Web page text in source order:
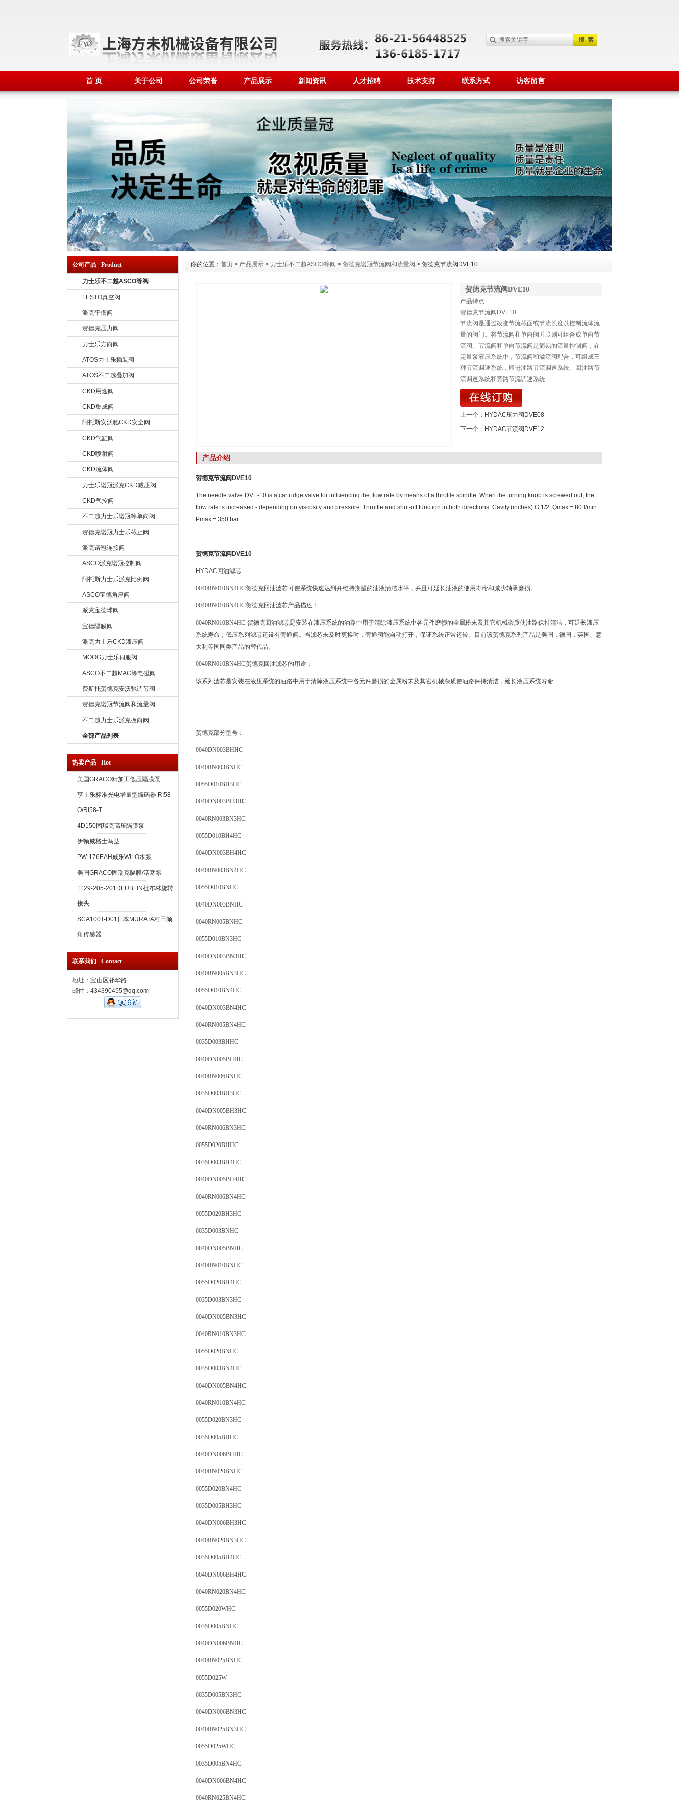
首 页 关于公司 公司荣誉 产品展示 新闻资讯 人才招聘 技术支持 联系方式 访客留言
公司产品 Product
力士乐不二越ASCO等阀
FESTO真空阀
派克平衡阀
贺德克压力阀
力士乐方向阀
ATOS力士乐插装阀
ATOS不二越叠加阀
CKD用途阀
CKD集成阀
阿托斯安沃驰CKD安全阀
CKD气缸阀
CKD喷射阀
CKD流体阀
力士乐诺冠派克CKD减压阀
CKD气控阀
不二越力士乐诺冠等单向阀
贺德克诺冠力士乐截止阀
派克诺冠连接阀
ASCO派克诺冠控制阀
阿托斯力士乐派克比例阀
ASCO宝德角座阀
派克宝德球阀
宝德隔膜阀
派克力士乐CKD液压阀
MOOG力士乐伺服阀
ASCO不二越MAC等电磁阀
费斯托贺德克安沃驰调节阀
贺德克诺冠节流阀和流量阀
不二越力士乐派克换向阀
全部产品列表
热卖产品 Hot
美国GRACO精加工低压隔膜泵
亨士乐标准光电增量型编码器 RI58-
O/RI58-T
4D150固瑞克高压隔膜泵
伊顿威格士马达
PW-176EAH威乐WILO水泵
美国GRACO固瑞克膈膜/活塞泵
1129-205-201DEUBLIN杜布林旋转
接头
SCA100T-D01日本MURATA村田倾
角传感器
联系我们 Contact
地址：宝山区祁华路
邮件：434390455@qq.com
你的位置： 首页 > 产品展示 > 力士乐不二越ASCO等阀 > 贺德克诺冠节流阀和流量阀 > 贺德克节流阀DVE10
贺德克节流阀DVE10
产品特点:
贺德克节流阀DVE10
节流阀是通过改变节流截面或节流长度以控制流体流
量的阀门。将节流阀和单向阀并联则可组合成单向节
流阀。节流阀和单向节流阀是简易的流量控制阀，在
定量泵液压系统中，节流阀和溢流阀配合，可组成三
种节流调速系统，即进油路节流调速系统、回油路节
流调速系统和旁路节流调速系统
上一个： HYDAC压力阀DVE08
下一个： HYDAC节流阀DVE12
产品介绍
贺德克节流阀DVE10
The needle valve DVE-10 is a cartridge valve for influencing the flow rate by means of a throttle spindle. When the turning knob is screwed out, the
flow rate is increased - depending on viscosity and pressure. Throttle and shut-off function in both directions. Cavity (inches) G 1/2. Qmax = 80 l/min
Pmax = 350 bar
贺德克节流阀DVE10
HYDAC 回油滤芯
0040RN010BN4HC贺德克回油滤芯可使系统快速达到并维持期望的油液清洁水平，并且可延长油液的使用寿命和减少轴承磨损。
0040RN010BN4HC贺德克回油滤芯产品描述：
0040RN010BN4HC 贺德克回油滤芯是安装在液压系统的油路中用于清除液压系统中各元件磨损的金属粉末及其它机械杂质使油路保持清洁，可延长液压
系统寿命；低压系列滤芯还设有旁通阀。当滤芯未及时更换时，旁通阀能自动打开，保证系统正常运转。目前该贺德克系列产品是美国，德国，英国、意
大利等国同类产品的替代品。
0040RN010BN4HC贺德克回油滤芯的用途：
该系列滤芯是安装在液压系统的油路中用于清除液压系统中各元件磨损的金属粉末及其它机械杂质使油路保持清洁，延长液压系统寿命
贺德克部分型号：
0040DN003BHHC
0040RN003BNHC
0055D010BH3HC
0040DN003BH3HC
0040RN003BN3HC
0055D010BH4HC
0040DN003BH4HC
0040RN003BN4HC
0055D010BNHC
0040DN003BNHC
0040RN005BNHC
0055D010BN3HC
0040DN003BN3HC
0040RN005BN3HC
0055D010BN4HC
0040DN003BN4HC
0040RN005BN4HC
0035D003BHHC
0040DN005BHHC
0040RN006BNHC
0035D003BH3HC
0040DN005BH3HC
0040RN006BN3HC
0055D020BHHC
0035D003BH4HC
0040DN005BH4HC
0040RN006BN4HC
0055D020BH3HC
0035D003BNHC
0040DN005BNHC
0040RN010BNHC
0055D020BH4HC
0035D003BN3HC
0040DN005BN3HC
0040RN010BN3HC
0055D020BNHC
0035D003BN4HC
0040DN005BN4HC
0040RN010BN4HC
0055D020BN3HC
0035D005BHHC
0040DN006BHHC
0040RN020BNHC
0055D020BN4HC
0035D005BH3HC
0040DN006BH3HC
0040RN020BN3HC
0035D005BH4HC
0040DN006BH4HC
0040RN020BN4HC
0055D020WHC
0035D005BNHC
0040DN006BNHC
0040RN025BNHC
0055D025W
0035D005BN3HC
0040DN006BN3HC
0040RN025BN3HC
0055D025WHC
0035D005BN4HC
0040DN006BN4HC
0040RN025BN4HC